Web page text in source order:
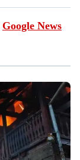
Google News